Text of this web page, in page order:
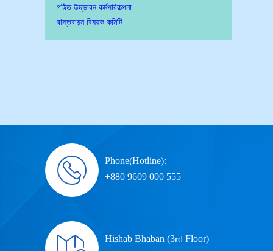
গঠিত উদ্ভাবন কর্মপরিকল্পনা
বাস্তবায়ন বিষয়ক কমিটি
Phone(Hotline):
+880 9609 000 555
Hishab Bhaban (3rd Floor)